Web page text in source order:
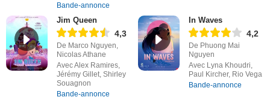
Bande-annonce
Jim Queen
4,3
De Marco Nguyen,
Nicolas Athane
Avec Alex Ramires,
Jérémy Gillet, Shirley
Souagnon
Bande-annonce
In Waves
4,2
De Phuong Mai
Nguyen
Avec Lyna Khoudri,
Paul Kircher, Rio Vega
Bande-annonce